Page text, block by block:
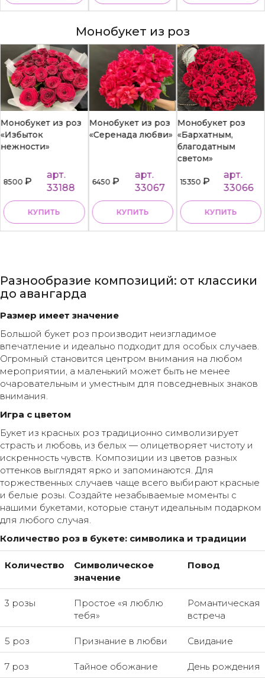
Монобукет из роз
Монобукет из роз
«Избыток
нежности»
8500₽
арт.
33188
КУПИТЬ
Монобукет из роз
«Серенада любви»
6450₽
арт.
33067
КУПИТЬ
Монобукет роз
«Бархатным,
благодатным
светом»
15350₽
арт.
33066
КУПИТЬ
Разнообразие композиций: от классики
до авангарда
Размер имеет значение
Большой букет роз производит неизгладимое
впечатление и идеально подходит для особых случаев.
Огромный становится центром внимания на любом
мероприятии, а маленький может быть не менее
очаровательным и уместным для повседневных знаков
внимания.
Игра с цветом
Букет из красных роз традиционно символизирует
страсть и любовь, из белых — олицетворяет чистоту и
искренность чувств. Композиции из цветов разных
оттенков выглядят ярко и запоминаются. Для
торжественных случаев чаще всего выбирают красные
и белые розы. Создайте незабываемые моменты с
нашими букетами, которые станут идеальным подарком
для любого случая.
Количество роз в букете: символика и традиции
Количество
Символическое
значение
Повод
3 розы
Простое «я люблю
тебя»
Романтическая
встреча
5 роз Признание в любви Свидание
7 роз Тайное обожание День рождения